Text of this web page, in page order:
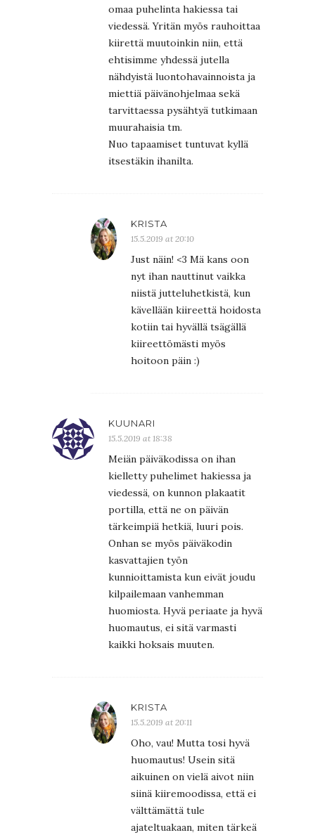
omaa puhelinta hakiessa tai
viedessä. Yritän myös rauhoittaa
kiirettä muutoinkin niin, että
ehtisimme yhdessä jutella
nähdyistä luontohavainnoista ja
miettiä päivänohjelmaa sekä
tarvittaessa pysähtyä tutkimaan
muurahaisia tm.
Nuo tapaamiset tuntuvat kyllä
itsestäkin ihanilta.
KRISTA
15.5.2019 at 20:10
Just näin! <3 Mä kans oon
nyt ihan nauttinut vaikka
niistä jutteluhetkistä, kun
kävellään kiireettä hoidosta
kotiin tai hyvällä tsägällä
kiireettömästi myös
hoitoon päin :)
KUUNARI
15.5.2019 at 18:38
Meiän päiväkodissa on ihan
kielletty puhelimet hakiessa ja
viedessä, on kunnon plakaatit
portilla, että ne on päivän
tärkeimpiä hetkiä, luuri pois.
Onhan se myös päiväkodin
kasvattajien työn
kunnioittamista kun eivät joudu
kilpailemaan vanhemman
huomiosta. Hyvä periaate ja hyvä
huomautus, ei sitä varmasti
kaikki hoksais muuten.
KRISTA
15.5.2019 at 20:11
Oho, vau! Mutta tosi hyvä
huomautus! Usein sitä
aikuinen on vielä aivot niin
siinä kiiremoodissa, että ei
välttämättä tule
ajateltuakaan, miten tärkeä